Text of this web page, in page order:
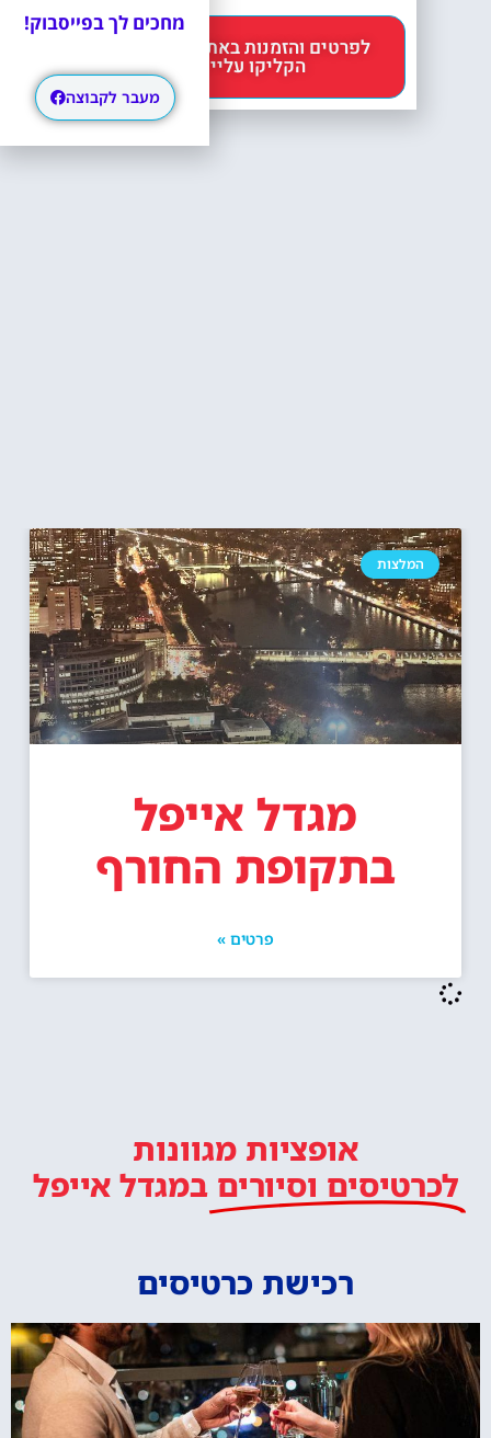
המלצות
מגדל אייפל
בתקופת החורף
פרטים »
אופציות מגוונות
לכרטיסים וסיורים במגדל אייפל
רכישת כרטיסים
הקליקו עליי 😊
מחכים לך בפייסבוק!
מעבר לקבוצה